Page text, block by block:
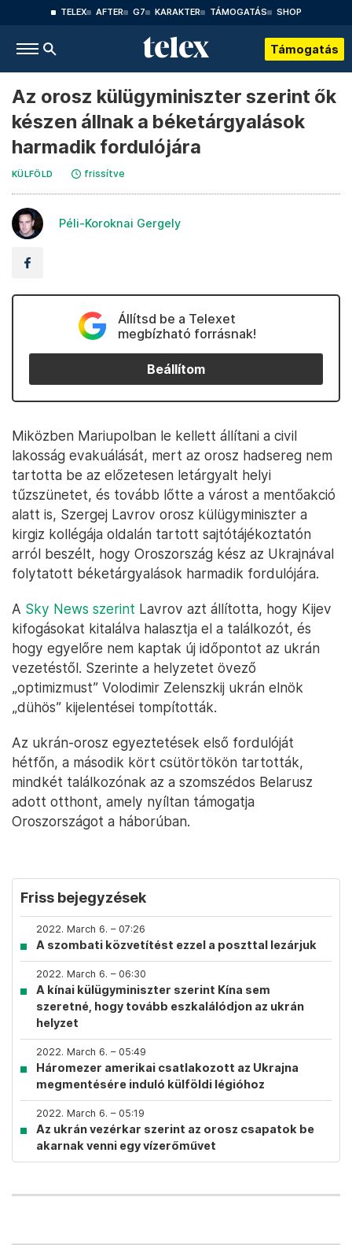
TELEX AFTER G7 KARAKTER TÁMOGATÁS SHOP
Támogatás
Az orosz külügyminiszter szerint ők
készen állnak a béketárgyalások
harmadik fordulójára
KÜLFÖLD frissítve
Péli-Koroknai Gergely
Állítsd be a Telexet
megbízható forrásnak!
Beállítom
Miközben Mariupolban le kellett állítani a civil
lakosság evakuálását, mert az orosz hadsereg nem
tartotta be az előzetesen letárgyalt helyi
tűzszünetet, és tovább lőtte a várost a mentőakció
alatt is, Szergej Lavrov orosz külügyminiszter a
kirgiz kollégája oldalán tartott sajtótájékoztatón
arról beszélt, hogy Oroszország kész az Ukrajnával
folytatott béketárgyalások harmadik fordulójára.
A Sky News szerint Lavrov azt állította, hogy Kijev
kifogásokat kitalálva halasztja el a találkozót, és
hogy egyelőre nem kaptak új időpontot az ukrán
vezetéstől. Szerinte a helyzetet övező
„optimizmust” Volodimir Zelenszkij ukrán elnök
„dühös” kijelentései tompították.
Az ukrán-orosz egyeztetések első fordulóját
hétfőn, a második kört csütörtökön tartották,
mindkét találkozónak az a szomszédos Belarusz
adott otthont, amely nyíltan támogatja
Oroszországot a háborúban.
Friss bejegyzések
2022. March 6. – 07:26
A szombati közvetítést ezzel a poszttal lezárjuk
2022. March 6. – 06:30
A kínai külügyminiszter szerint Kína sem
szeretné, hogy tovább eszkalálódjon az ukrán
helyzet
2022. March 6. – 05:49
Háromezer amerikai csatlakozott az Ukrajna
megmentésére induló külföldi légióhoz
2022. March 6. – 05:19
Az ukrán vezérkar szerint az orosz csapatok be
akarnak venni egy vízerőművet